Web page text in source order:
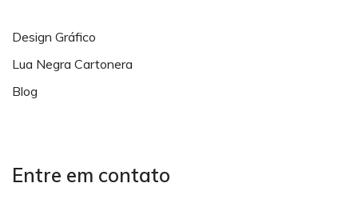
Design Gráfico
Lua Negra Cartonera
Blog
Entre em contato